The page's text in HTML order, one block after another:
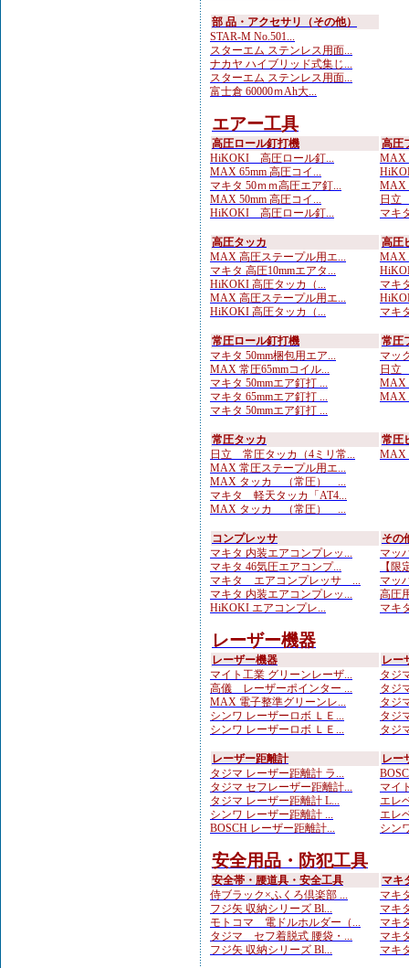
部 品・アクセサリ（その他）
STAR-M No.501...
スターエム ステンレス用面...
ナカヤ ハイブリッド式集じ...
スターエム ステンレス用面...
富士倉 60000ｍAh大...
エアー工具
高圧ロール釘打機
HiKOKI 高圧ロール釘...
MAX 65mm 高圧コイ...
マキタ 50ｍｍ高圧エア釘...
MAX 50mm 高圧コイ...
HiKOKI 高圧ロール釘...
高圧
MAX
MAX
日立
マキ
高圧タッカ
MAX 高圧ステープル用エ...
マキタ 高圧10mmエアタ...
HiKOKI 高圧タッカ（...
MAX 高圧ステープル用エ...
HiKOKI 高圧タッカ（...
高圧
MAX
マキ
マキ
常圧ロール釘打機
マキタ 50mm梱包用エア...
MAX 常圧65mmコイル...
マキタ 50mmエア釘打 ...
マキタ 65mmエア釘打 ...
マキタ 50mmエア釘打 ...
常圧
マッ
日立
MAX
MAX
常圧タッカ
日立 常圧タッカ（4ミリ常...
MAX 常圧ステープル用エ...
MAX タッカ （常圧） ...
マキタ 軽天タッカ「AT4...
MAX タッカ （常圧） ...
常圧
MAX
コンプレッサ
マキタ 内装エアコンプレッ...
マキタ 46気圧エアコンプ...
マキタ エアコンプレッサ ...
マキタ 内装エアコンプレッ...
HiKOKI エアコンプレ...
その
マッ
【限
マッ
高圧
マキ
レーザー機器
レーザー機器
マイト工業 グリーンレーザ...
高儀 レーザーポインター ...
MAX 電子整準グリーンレ...
シンワ レーザーロボ ＬＥ...
シンワ レーザーロボ ＬＥ...
レー
タジ
タジ
タジ
タジ
タジ
レーザー距離計
タジマ レーザー距離計 ラ...
タジマ セフレーザー距離計...
タジマ レーザー距離計 L...
シンワ レーザー距離計 ...
BOSCH レーザー距離計...
レー
マイ
エレ
エレ
シン
安全用品・防犯工具
安全帯・腰道具・安全工具
侍ブラック×ふくろ倶楽部 ...
フジ矢 収納シリーズ Bl...
モトコマ 電ドルホルダー（...
タジマ セフ着脱式 腰袋・...
フジ矢 収納シリーズ Bl...
マキ
マキ
マキ
マキ
マキ
マキ